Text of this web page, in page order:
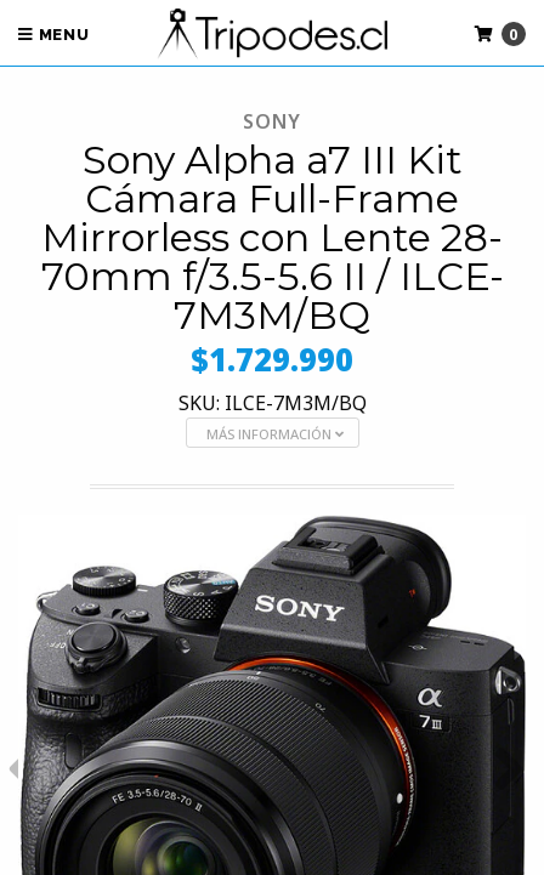
MENU 0
SONY
Sony Alpha a7 III Kit
Cámara Full-Frame
Mirrorless con Lente 28-
70mm f/3.5-5.6 II / ILCE-
7M3M/BQ
$1.729.990
SKU: ILCE-7M3M/BQ
MÁS INFORMACIÓN